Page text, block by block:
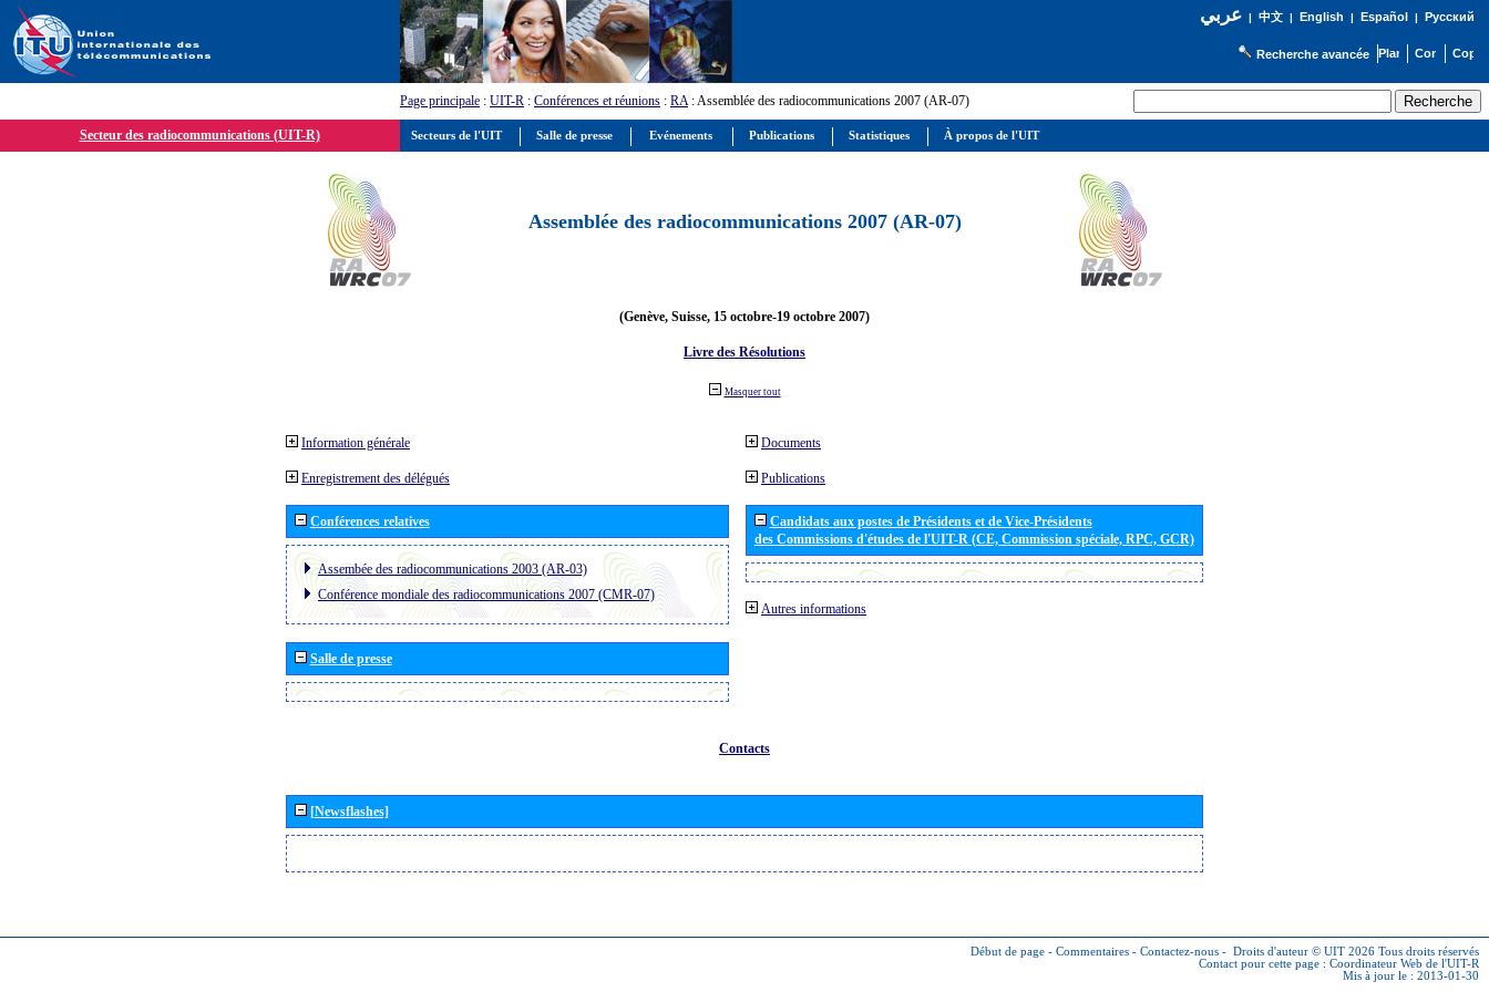
عربي| 中文| English | Español | Русский
Recherche avancée
Page principale : UIT-R : Conférences et réunions : RA: Assemblée des radiocommunications 2007 (AR-07)
Secteur des radiocommunications (UIT-R)
Assemblée des radiocommunications 2007 (AR-07)
(Genève, Suisse, 15 octobre-19 octobre 2007)
Livre des Résolutions
Masquer tout
Information générale
Enregistrement des délégués
Conférences relatives
Assembée des radiocommunications 2003 (AR-03)
Conférence mondiale des radiocommunications 2007 (CMR-07)
Salle de presse
Documents
Publications
Candidats aux postes de Présidents et de Vice-Présidents
des Commissions d'études de l'UIT-R (CE, Commission spéciale, RPC, GCR)
Autres informations
Contacts
[Newsflashes]
Début de page - Commentaires - Contactez-nous - Droits d'auteur © UIT 2026 Tous droits réservés
Contact pour cette page : Coordinateur Web de l'UIT-R
Mis à jour le : 2013-01-30
Secteurs de l'UIT Salle de presse Evénements Publications Statistiques À propos de l'UIT